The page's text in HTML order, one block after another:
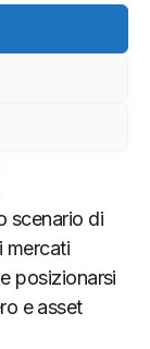
2030
periodo
scenario di
mercati
posizionarsi
e asset